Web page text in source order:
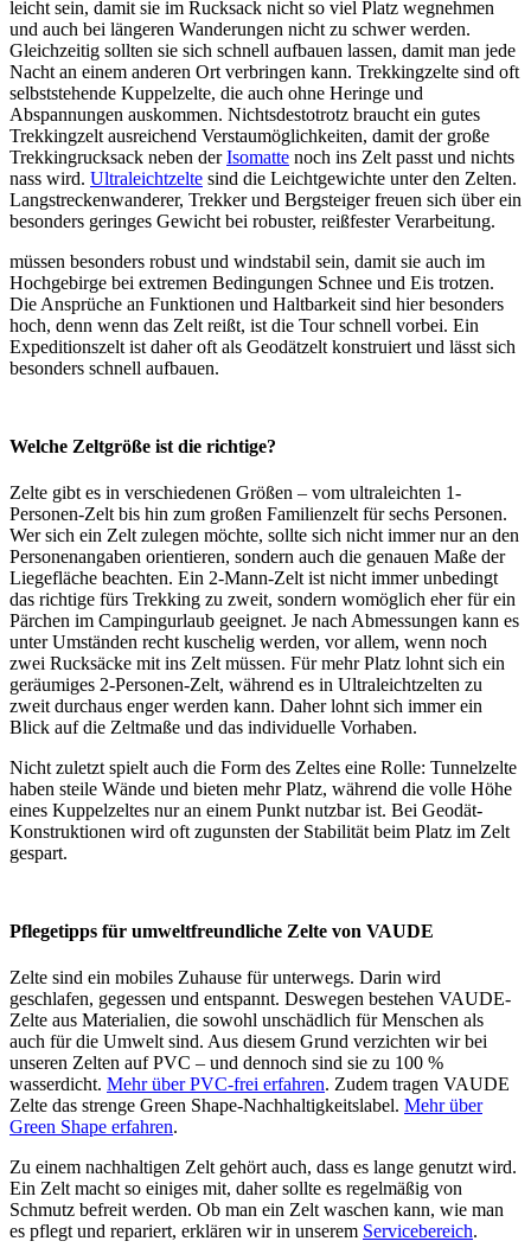
leicht sein, damit sie im Rucksack nicht so viel Platz wegnehmen
und auch bei längeren Wanderungen nicht zu schwer werden.
Gleichzeitig sollten sie sich schnell aufbauen lassen, damit man jede
Nacht an einem anderen Ort verbringen kann. Trekkingzelte sind oft
selbststehende Kuppelzelte, die auch ohne Heringe und
Abspannungen auskommen. Nichtsdestotrotz braucht ein gutes
Trekkingzelt ausreichend Verstaumöglichkeiten, damit der große
Trekkingrucksack neben derIsomatte noch ins Zelt passt und nichts
nass wird. Ultraleichtzelte sind die Leichtgewichte unter den Zelten.
Langstreckenwanderer, Trekker und Bergsteiger freuen sich über ein
besonders geringes Gewicht bei robuster, reißfester Verarbeitung.
müssen besonders robust und windstabil sein, damit sie auch im
Hochgebirge bei extremen Bedingungen Schnee und Eis trotzen.
Die Ansprüche an Funktionen und Haltbarkeit sind hier besonders
hoch, denn wenn das Zelt reißt, ist die Tour schnell vorbei. Ein
Expeditionszelt ist daher oft als Geodätzelt konstruiert und lässt sich
besonders schnell aufbauen.
Welche Zeltgröße ist die richtige?
Zelte gibt es in verschiedenen Größen – vom ultraleichten 1-
Personen-Zelt bis hin zum großen Familienzelt für sechs Personen.
Wer sich ein Zelt zulegen möchte, sollte sich nicht immer nur an den
Personenangaben orientieren, sondern auch die genauen Maße der
Liegefläche beachten. Ein 2-Mann-Zelt ist nicht immer unbedingt
das richtige fürs Trekking zu zweit, sondern womöglich eher für ein
Pärchen im Campingurlaub geeignet. Je nach Abmessungen kann es
unter Umständen recht kuschelig werden, vor allem, wenn noch
zwei Rucksäcke mit ins Zelt müssen. Für mehr Platz lohnt sich ein
geräumiges 2-Personen-Zelt, während es in Ultraleichtzelten zu
zweit durchaus enger werden kann. Daher lohnt sich immer ein
Blick auf die Zeltmaße und das individuelle Vorhaben.
Nicht zuletzt spielt auch die Form des Zeltes eine Rolle: Tunnelzelte
haben steile Wände und bieten mehr Platz, während die volle Höhe
eines Kuppelzeltes nur an einem Punkt nutzbar ist. Bei Geodät-
Konstruktionen wird oft zugunsten der Stabilität beim Platz im Zelt
gespart.
Pflegetipps für umweltfreundliche Zelte von VAUDE
Zelte sind ein mobiles Zuhause für unterwegs. Darin wird
geschlafen, gegessen und entspannt. Deswegen bestehen VAUDE-
Zelte aus Materialien, die sowohl unschädlich für Menschen als
auch für die Umwelt sind. Aus diesem Grund verzichten wir bei
unseren Zelten auf PVC – und dennoch sind sie zu 100 %
wasserdicht. Mehr über PVC-frei erfahren. Zudem tragen VAUDE
Zelte das strenge Green Shape-Nachhaltigkeitslabel. Mehr über
Green Shape erfahren.
Zu einem nachhaltigen Zelt gehört auch, dass es lange genutzt wird.
Ein Zelt macht so einiges mit, daher sollte es regelmäßig von
Schmutz befreit werden. Ob man ein Zelt waschen kann, wie man
es pflegt und repariert, erklären wir in unserem Servicebereich.